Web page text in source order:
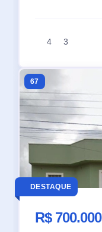
4 3
67
DESTAQUE
R$ 700.000